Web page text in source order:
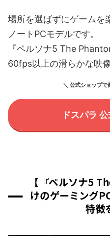
場所を選ばずにゲームを
ノートPCモデルです。
『ペルソナ5 The
60fps以上の滑らかな映
＼ 公式ショップで
ドスパラ
【『ペルソナ5
けのゲーミング
特徴